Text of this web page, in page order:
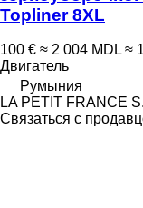
Topliner 8XL
100 € ≈ 2 004 MDL ≈
Двигатель
Румыния
LA PETIT FRANCE
Связаться с